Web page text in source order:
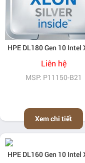
Liên hệ
MSP: P11150-B21
Xem chi tiết